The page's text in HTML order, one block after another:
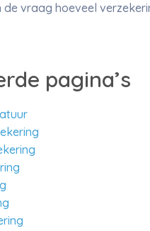
vraag hoeveel
pagina’s